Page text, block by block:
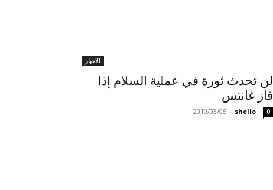
الاخبار
لن تحدث ثورة في عملية السلام إذا
فاز غانتس
shello
-
2019/03/05 0